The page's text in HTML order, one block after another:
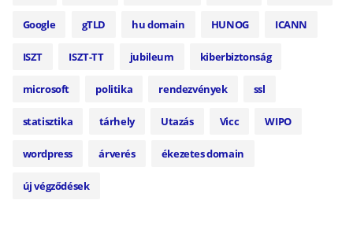
Google gTLD hu domain HUNOG ICANN
ISZT ISZT-TT jubileum kiberbiztonság
microsoft politika rendezvények ssl
statisztika tárhely Utazás Vicc WIPO
wordpress árverés ékezetes domain
új végződések